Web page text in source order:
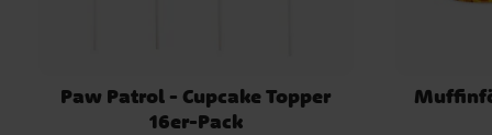
Paw Patrol - Cupcake Topper
16er-Pack